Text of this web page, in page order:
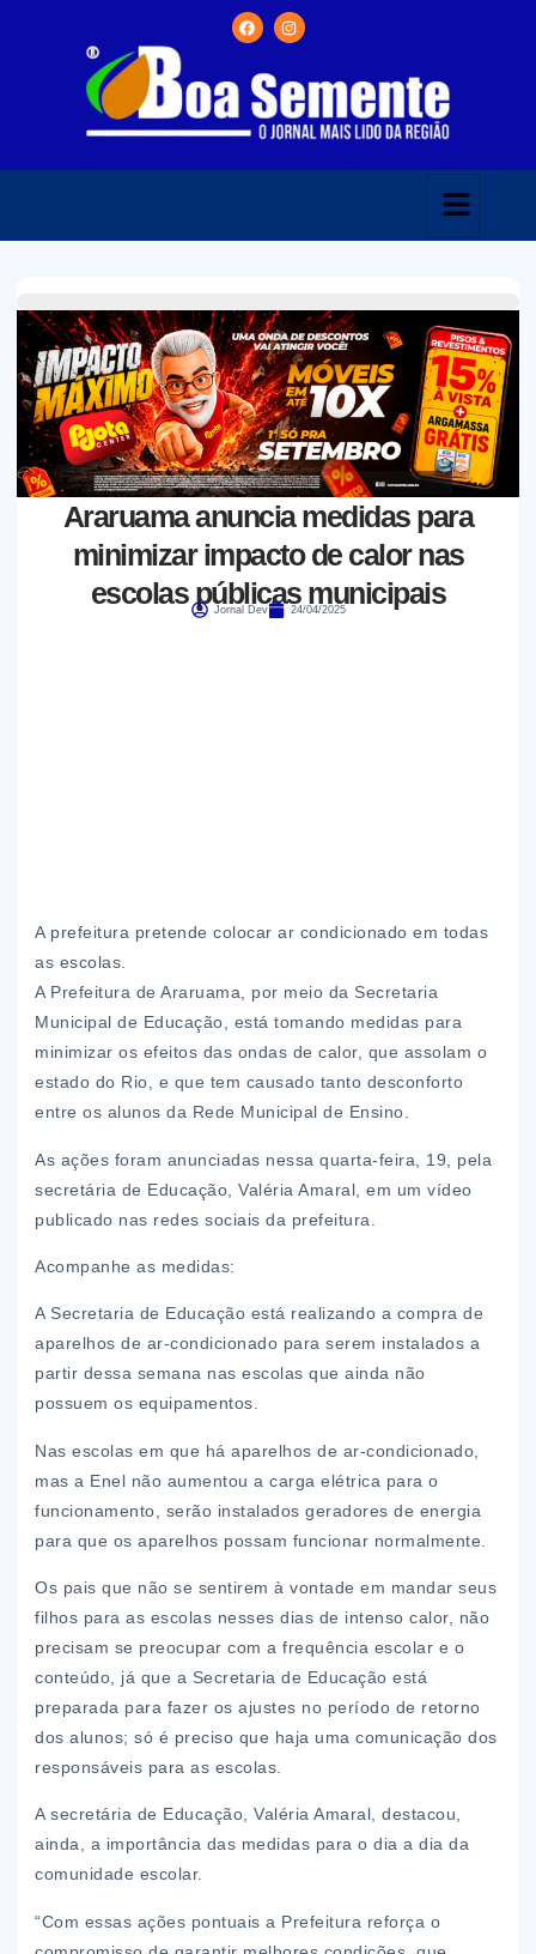
Araruama anuncia medidas para
minimizar impacto de calor nas
escolas públicas municipais
Jornal Dev 24/04/2025
A prefeitura pretende colocar ar condicionado em todas
as escolas.
A Prefeitura de Araruama, por meio da Secretaria
Municipal de Educação, está tomando medidas para
minimizar os efeitos das ondas de calor, que assolam o
estado do Rio, e que tem causado tanto desconforto
entre os alunos da Rede Municipal de Ensino.
As ações foram anunciadas nessa quarta-feira, 19, pela
secretária de Educação, Valéria Amaral, em um vídeo
publicado nas redes sociais da prefeitura.
Acompanhe as medidas:
A Secretaria de Educação está realizando a compra de
aparelhos de ar-condicionado para serem instalados a
partir dessa semana nas escolas que ainda não
possuem os equipamentos.
Nas escolas em que há aparelhos de ar-condicionado,
mas a Enel não aumentou a carga elétrica para o
funcionamento, serão instalados geradores de energia
para que os aparelhos possam funcionar normalmente.
Os pais que não se sentirem à vontade em mandar seus
filhos para as escolas nesses dias de intenso calor, não
precisam se preocupar com a frequência escolar e o
conteúdo, já que a Secretaria de Educação está
preparada para fazer os ajustes no período de retorno
dos alunos; só é preciso que haja uma comunicação dos
responsáveis para as escolas.
A secretária de Educação, Valéria Amaral, destacou,
ainda, a importância das medidas para o dia a dia da
comunidade escolar.
“Com essas ações pontuais a Prefeitura reforça o